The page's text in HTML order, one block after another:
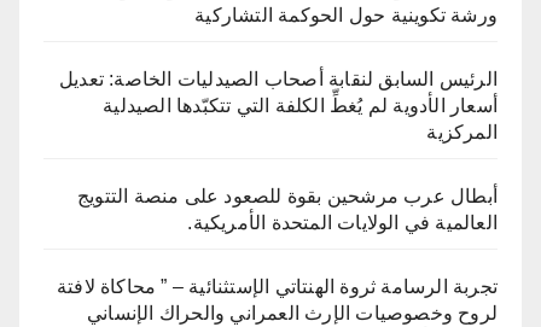
ورشة تكوينية حول الحوكمة التشاركية
الرئيس السابق لنقابة أصحاب الصيدليات الخاصة: تعديل
أسعار الأدوية لم يُغطِّ الكلفة التي تتكبّدها الصيدلية
المركزية
أبطال عرب مرشحين بقوة للصعود على منصة التتويج
العالمية في الولايات المتحدة الأمريكية.
تجربة الرسامة ثروة الهنتاتي الإستثنائية – ” محاكاة لافتة
لروح وخصوصيات الإرث العمراني والحراك الإنساني